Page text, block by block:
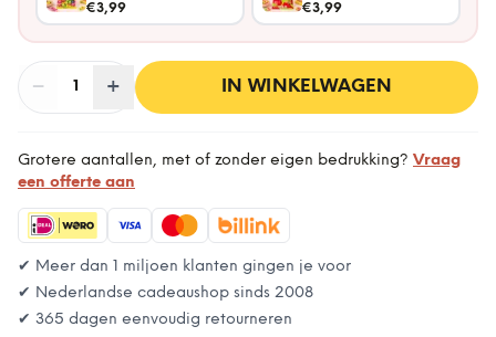
€3,99
gram)
€3,99
− Aantal
1 + IN WINKELWAGEN
Grotere aantallen, met of zonder eigen bedrukking? Vraag
een offerte aan
✔ Meer dan 1 miljoen klanten gingen je voor
✔ Nederlandse cadeaushop sinds 2008
✔ 365 dagen eenvoudig retourneren